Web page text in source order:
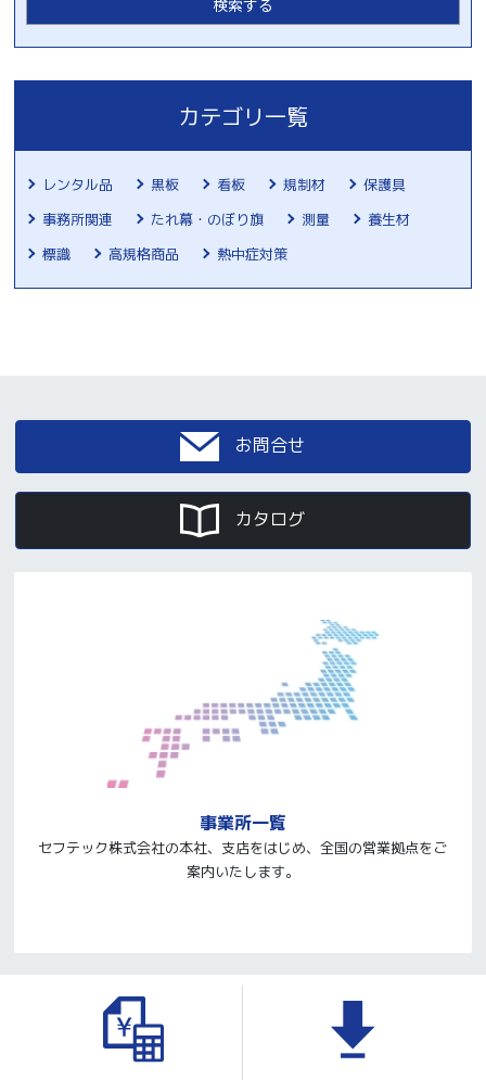
カテゴリ一覧
レンタル品 黒板 看板 規制材
保護具
事務所関連
たれ幕・のぼり旗 測量
養生材
標識
高規格商品 熱中症対策
お問合せ
カタログ
事業所一覧
セフテック株式会社の本社、支店をはじめ、全国の営業拠点をご
案内いたします。